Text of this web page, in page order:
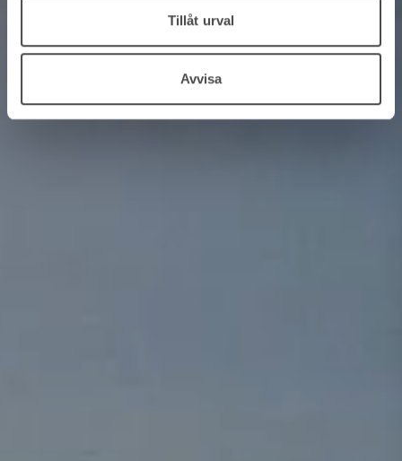
Tillåt urval
Avvisa